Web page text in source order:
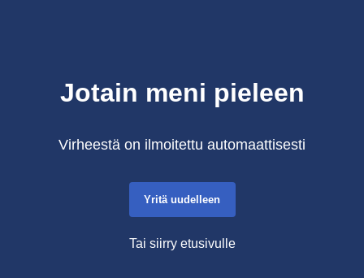
Jotain meni pieleen
Virheestä on ilmoitettu automaattisesti
Yritä uudelleen
Tai siirry etusivulle